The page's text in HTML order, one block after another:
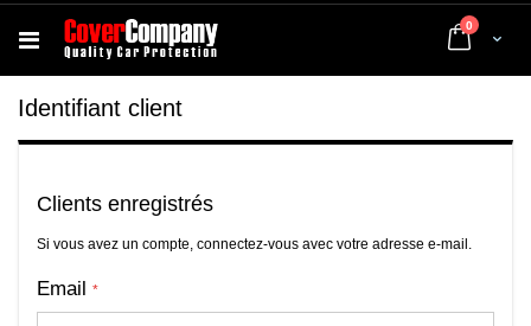
Cart
0 articles
Identifiant client
Clients enregistrés
Si vous avez un compte, connectez-vous avec votre adresse e-mail.
Email